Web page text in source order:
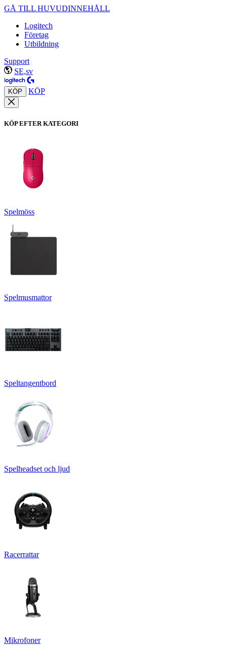
GÅ TILL HUVUDINNEHÅLL
Logitech
Företag
Utbildning
Support
SE,sv
KÖP KÖP
KÖP EFTER KATEGORI
Spelmöss
Spelmusmattor
Speltangentbord
Spelheadset och ljud
Racerrattar
Mikrofoner